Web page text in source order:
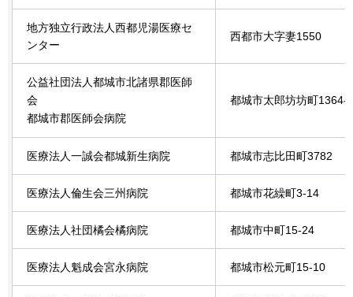
地方独立行政法人西都児湯医療セ
ンター
西都市大字妻1550
公益社団法人都城市北諸県郡医師
会
都城市郡医師会病院
都城市太郎坊坊町1364-1
医療法人一誠会都城新生病院 都城市志比田町3782
医療法人倫生会三州病院 都城市花繰町3-14
医療法人社団橘会橘病院 都城市中町15-24
医療法人魁成会宮永病院 都城市松元町15-10